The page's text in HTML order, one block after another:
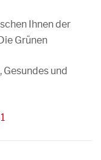
Ihnen der
Grünen
und